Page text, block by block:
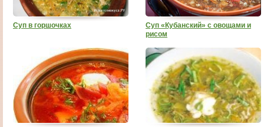
Суп в горшочках
Суп «Кубанский» с овощами и
рисом